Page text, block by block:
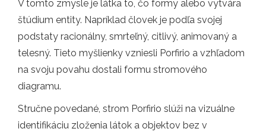
V tomto zmysle je látka to, čo formy alebo vytvára
štúdium entity. Napríklad človek je podľa svojej
podstaty racionálny, smrteľný, citlivý, animovaný a
telesný. Tieto myšlienky vzniesli Porfirio a vzhľadom
na svoju povahu dostali formu stromového
diagramu.
Stručne povedané, strom Porfirio slúži na vizuálne
identifikáciu zloženia látok a objektov bez v